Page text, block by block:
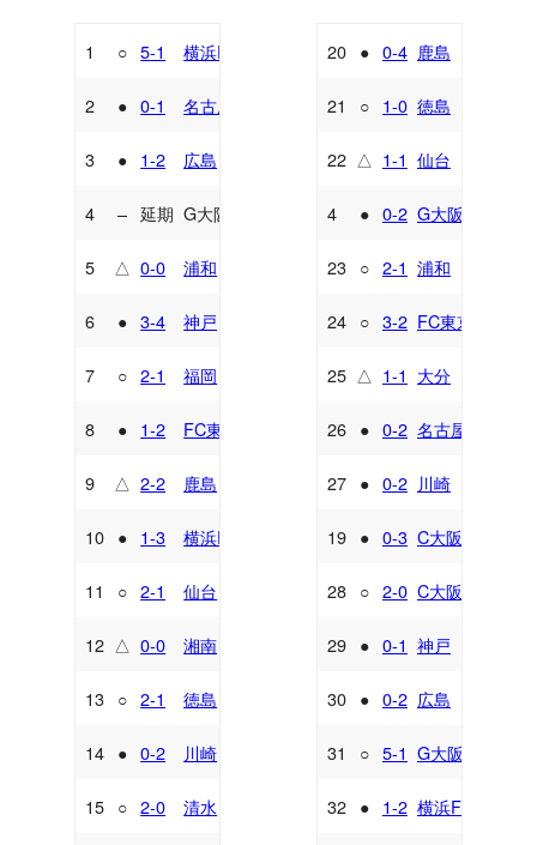
1 ○ 5-1 横浜FC
2 ● 0-1 名古屋
3 ● 1-2 広島
4 – 延期 G大阪
5 △ 0-0 浦和
6 ● 3-4 神戸
7 ○ 2-1 福岡
8 ● 1-2 FC東京
9 △ 2-2 鹿島
10 ● 1-3 横浜FM
11 ○ 2-1 仙台
12 △ 0-0 湘南
13 ○ 2-1 徳島
14 ● 0-2 川崎
15 ○ 2-0 清水
20 ● 0-4 鹿島
21 ○ 1-0 徳島
22 △ 1-1 仙台
4 ● 0-2 G大阪
23 ○ 2-1 浦和
24 ○ 3-2 FC東京
25 △ 1-1 大分
26 ● 0-2 名古屋
27 ● 0-2 川崎
19 ● 0-3 C大阪
28 ○ 2-0 C大阪
29 ● 0-1 神戸
30 ● 0-2 広島
31 ○ 5-1 G大阪
32 ● 1-2 横浜FM